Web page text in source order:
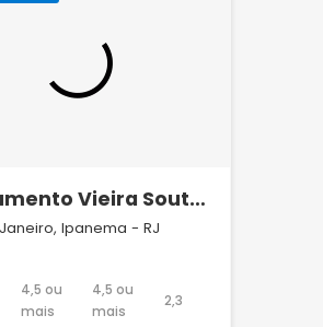
Vieira Souto
Ipanema - RJ
4,5 ou
mais
4,5 ou
mais
2,3